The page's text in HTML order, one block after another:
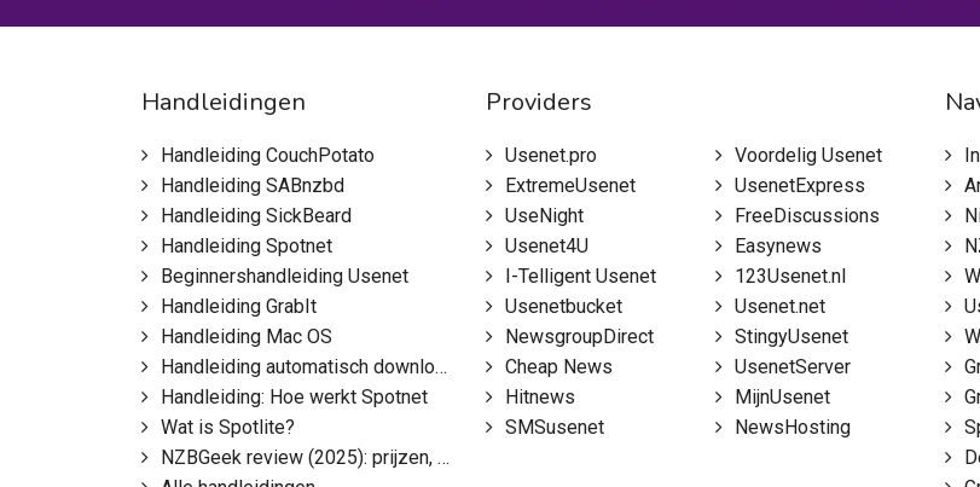
Handleidingen
Handleiding CouchPotato
Handleiding SABnzbd
Handleiding SickBeard
Handleiding Spotnet
Beginnershandleiding Usenet
Handleiding GrabIt
Handleiding Mac OS
Handleiding automatisch downloaden
Handleiding: Hoe werkt Spotnet
Wat is Spotlite?
NZBGeek review (2025): prijzen, functies & tips
Providers
Usenet.pro
Voordelig Usenet
ExtremeUsenet
UsenetExpress
UseNight
FreeDiscussions
Usenet4U
Easynews
I-Telligent Usenet
123Usenet.nl
Usenetbucket
Usenet.net
NewsgroupDirect
StingyUsenet
Cheap News
UsenetServer
Hitnews
MijnUsenet
SMSusenet
NewsHosting